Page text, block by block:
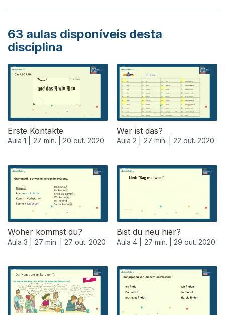
63 aulas disponíveis desta
disciplina
Erste Kontakte
Aula 1 | 27 min. | 20 out. 2020
Wer ist das?
Aula 2 | 27 min. | 22 out. 2020
Woher kommst du?
Aula 3 | 27 min. | 27 out. 2020
Bist du neu hier?
Aula 4 | 27 min. | 29 out. 2020